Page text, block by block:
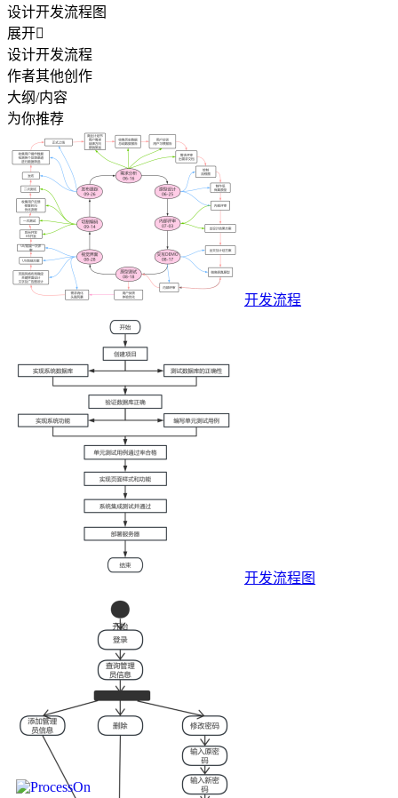
设计开发流程图
展开
设计开发流程
作者其他创作
大纲/内容
为你推荐
开发流程
开发流程图